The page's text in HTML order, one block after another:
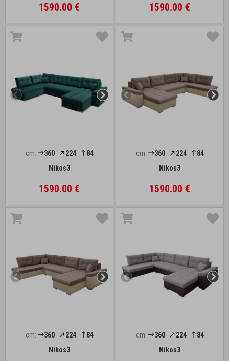
1590.00 € 1590.00 €
cm: 360 224
84
Nikos3
1590.00 €
cm: 360 224
84
Nikos3
1590.00 €
cm: 360 224
84
Nikos3
cm: 360 224
84
Nikos3